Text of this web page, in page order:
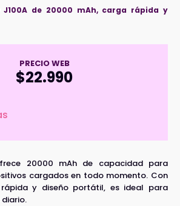
J100A de 20000 mAh, carga rápida y
PRECIO WEB
$22.990
20000 mAh de capacidad para
cargados en todo momento. Con
y diseño portátil, es ideal para